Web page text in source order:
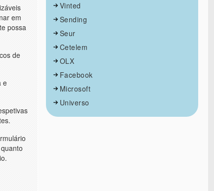
em
possa
de
e
Vinted
Sending
Seur
Cetelem
OLX
Facebook
Microsoft
Universo